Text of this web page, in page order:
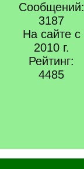
Сообщений:
3187
На сайте с
2010 г.
Рейтинг:
4485